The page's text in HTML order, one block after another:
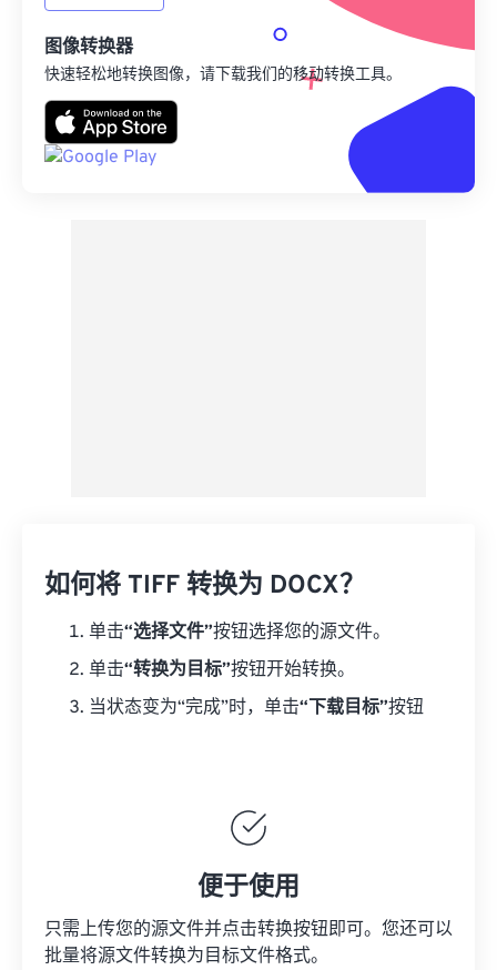
图像转换器
快速轻松地转换图像，请下载我们的移动转换工具。
如何将 TIFF 转换为 DOCX？
单击“选择文件”按钮选择您的源文件。
单击“转换为目标”按钮开始转换。
当状态变为“完成”时，单击“下载目标”按钮
便于使用
只需上传您的源文件并点击转换按钮即可。您还可以
批量将源文件转换为目标文件格式。